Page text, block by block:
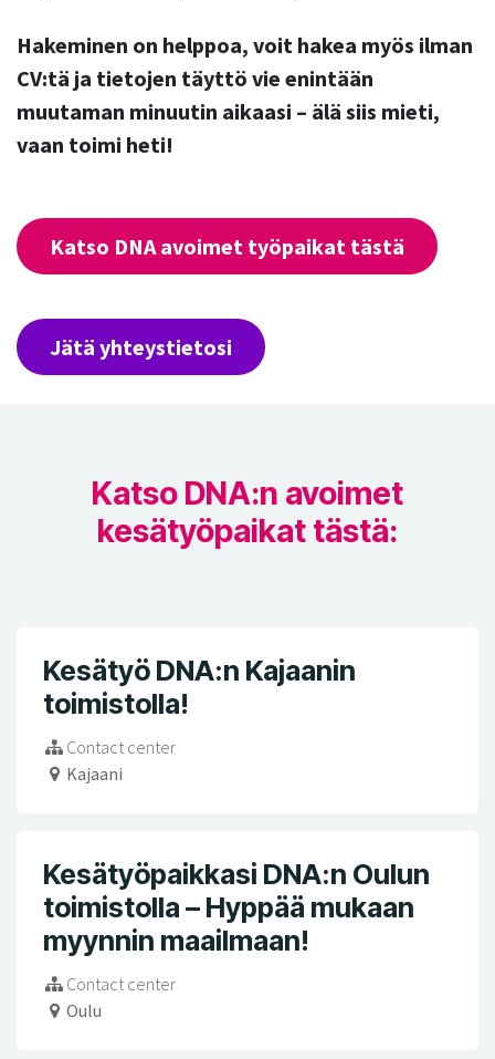
Hakeminen on helppoa, voit hakea myös ilman
CV:tä ja tietojen täyttö vie enintään
muutaman minuutin aikaasi – älä siis mieti,
vaan toimi heti!
Katso DNA avoimet työpaikat tästä
Jätä yhteystietosi
Katso DNA:n avoimet
kesätyöpaikat tästä:
Kesätyö DNA:n Kajaanin
toimistolla!
Contact center
Kajaani
Kesätyöpaikkasi DNA:n Oulun
toimistolla – Hyppää mukaan
myynnin maailmaan!
Contact center
Oulu